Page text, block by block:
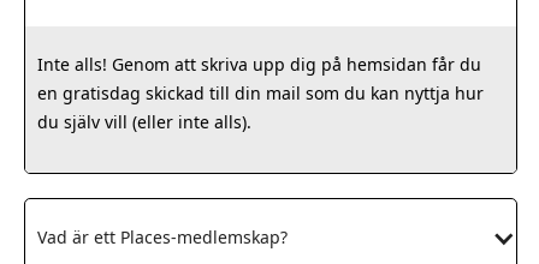
Inte alls! Genom att skriva upp dig på hemsidan får du
en gratisdag skickad till din mail som du kan nyttja hur
du själv vill (eller inte alls).
Vad är ett Places-medlemskap?